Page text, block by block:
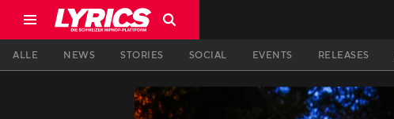
ALLE NEWS STORIES SOCIAL EVENTS RELEASES